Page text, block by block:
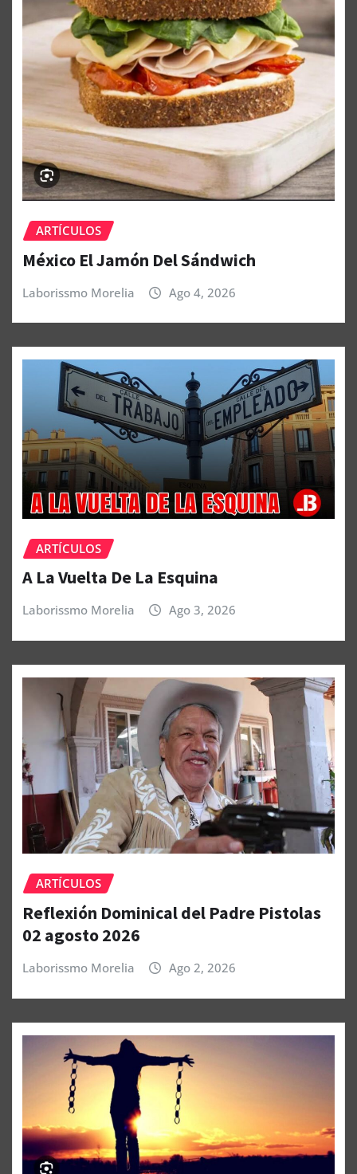
ARTÍCULOS
México El Jamón Del Sándwich
Laborissmo Morelia Ago 4, 2026
ARTÍCULOS
A La Vuelta De La Esquina
Laborissmo Morelia Ago 3, 2026
ARTÍCULOS
Reflexión Dominical del Padre Pistolas
02 agosto 2026
Laborissmo Morelia Ago 2, 2026